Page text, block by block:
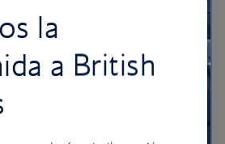
la
a British